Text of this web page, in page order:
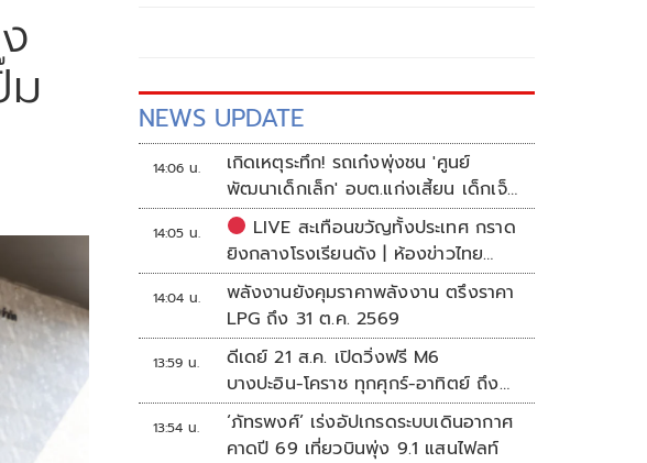
NEWS UPDATE
14:06 น.
เกิดเหตุระทึก! รถเก๋งพุ่งชน 'ศูนย์
พัฒนาเด็กเล็ก' อบต.แก่งเสี้ยน เด็กเจ็บ
กว่า 10 ราย
14:05 น.
LIVE สะเทือนขวัญทั้งประเทศ กราด
ยิงกลางโรงเรียนดัง | ห้องข่าวไทย
โพสต์
14:04 น.
พลังงานยังคุมราคาพลังงาน ตรึงราคา
LPG ถึง 31 ต.ค. 2569
13:59 น.
ดีเดย์ 21 ส.ค. เปิดวิ่งฟรี M6
บางปะอิน-โคราช ทุกศุกร์-อาทิตย์ ถึง
สิ้นปี 69
13:54 น.
‘ภัทรพงศ์’ เร่งอัปเกรดระบบเดินอากาศ
คาดปี 69 เที่ยวบินพุ่ง 9.1 แสนไฟลท์